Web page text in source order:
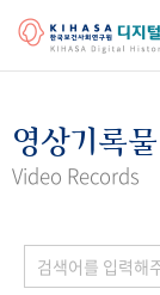
걸어온 길 기
정책과 연구 키
영상기록물
Video Records